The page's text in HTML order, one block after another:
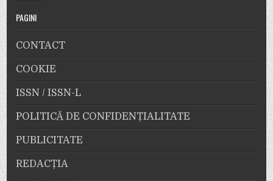
PAGINI
CONTACT
COOKIE
ISSN / ISSN-L
POLITICĂ DE CONFIDENȚIALITATE
PUBLICITATE
REDACȚIA